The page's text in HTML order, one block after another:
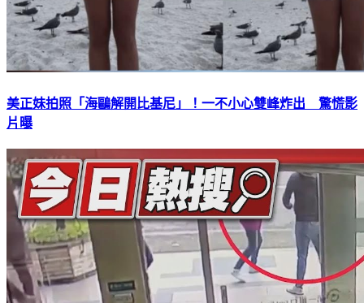
美正妹拍照「海鷗解開比基尼」！一不小心雙峰炸出 驚慌影
片曝